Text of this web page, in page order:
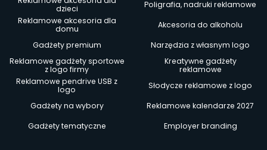
dzieci
Poligrafia, nadruki reklamowe
Reklamowe akcesoria dla
domu
Akcesoria do alkoholu
Gadżety premium
Narzędzia z własnym logo
Reklamowe gadżety sportowe
z logo firmy
Kreatywne gadżety
reklamowe
Reklamowe pendrive USB z
logo
Słodycze reklamowe z logo
Gadżety na wybory
Reklamowe kalendarze 2027
Gadżety tematyczne
Employer branding